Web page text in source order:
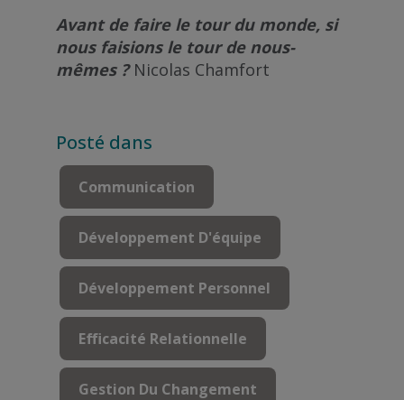
Avant de faire le tour du monde, si
nous faisions le tour de nous-
mêmes ?Nicolas Chamfort
Posté dans
Communication
Développement D'équipe
Développement Personnel
Efficacité Relationnelle
Gestion Du Changement